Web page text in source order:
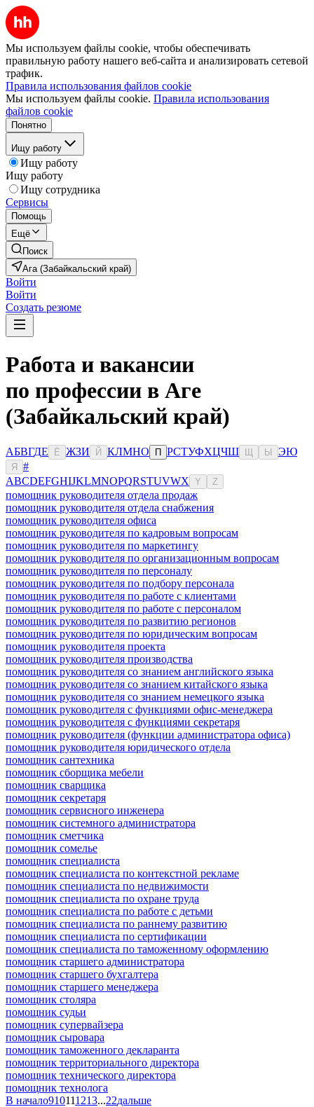
Мы используем файлы cookie, чтобы обеспечивать
правильную работу нашего веб-сайта и анализировать сетевой
трафик.
Правила использования файлов cookie
Мы используем файлы cookie. Правила использования
файлов cookie
Понятно
Ищу работу
Ищу работу
Ищу работу
Ищу сотрудника
Сервисы
Помощь
Ещё
Поиск
Ага (Забайкальский край)
Войти
Войти
Создать резюме
Работа и вакансии
по профессии в Аге
(Забайкальский край)
АБВГДЕ Ё ЖЗИ Й КЛМНО П РСТУФХЦЧШ Ы ЭЮ
Я
#
ABCDEFGHIJKLMNOPQRSTUVWX Y Z
помощник руководителя отдела продаж
помощник руководителя отдела снабжения
помощник руководителя офиса
помощник руководителя по кадровым вопросам
помощник руководителя по маркетингу
помощник руководителя по организационным вопросам
помощник руководителя по персоналу
помощник руководителя по подбору персонала
помощник руководителя по работе с клиентами
помощник руководителя по работе с персоналом
помощник руководителя по развитию регионов
помощник руководителя по юридическим вопросам
помощник руководителя проекта
помощник руководителя производства
помощник руководителя со знанием английского языка
помощник руководителя со знанием китайского языка
помощник руководителя со знанием немецкого языка
помощник руководителя с функциями офис-менеджера
помощник руководителя с функциями секретаря
помощник руководителя (функции администратора офиса)
помощник руководителя юридического отдела
помощник сантехника
помощник сборщика мебели
помощник сварщика
помощник секретаря
помощник сервисного инженера
помощник системного администратора
помощник сметчика
помощник сомелье
помощник специалиста
помощник специалиста по контекстной рекламе
помощник специалиста по недвижимости
помощник специалиста по охране труда
помощник специалиста по работе с детьми
помощник специалиста по раннему развитию
помощник специалиста по сертификации
помощник специалиста по таможенному оформлению
помощник старшего администратора
помощник старшего бухгалтера
помощник старшего менеджера
помощник столяра
помощник судьи
помощник супервайзера
помощник сыровара
помощник таможенного декларанта
помощник территориального директора
помощник технического директора
помощник технолога
В начало910111213...22дальше